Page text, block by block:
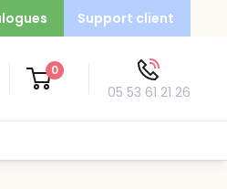
Support client
0
05 53 61 21 26